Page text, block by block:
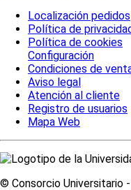
Localización pedidos
Política de
Política de cookies
Configuración
Condiciones de
Aviso legal
Atención al cliente
Registro de usuarios
Mapa Web
© Consorcio Universitario